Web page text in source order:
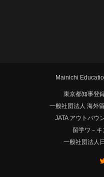
Mainichi
東京都知事登
一般社団法人 海外
JATA アウトバウ
留学ワ－
一般社団法人